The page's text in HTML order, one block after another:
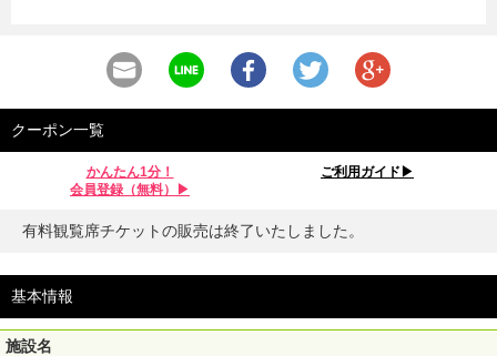
クーポン一覧
かんたん1分！
会員登録（無料）▶︎
ご利用ガイド▶︎
有料観覧席チケットの販売は終了いたしました。
基本情報
施設名